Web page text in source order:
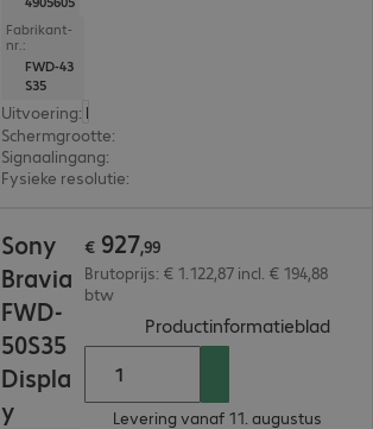
Fabrikant-
nr.:
FWD-43
S35
Uitvoering: Europa
Schermgrootte:
Signaalingang:
Fysieke resolutie:
Sony
Bravia
FWD-
50S35
Displa
y
€ 927,99
Brutoprijs: € 1.122,87 incl. € 194,88
btw
Productinformatieblad
Levering vanaf 11. augustus